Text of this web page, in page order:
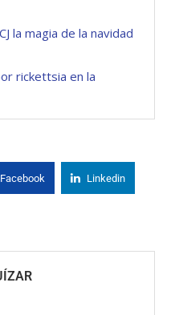
la magia de la navidad
rickettsia en la
Facebook Linkedin